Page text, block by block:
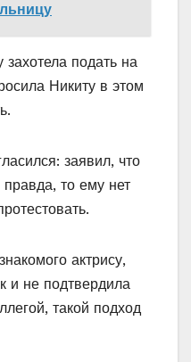
подать на
Никиту в этом
заявил, что
то ему нет
актрису,
и не подтвердила
такой подход